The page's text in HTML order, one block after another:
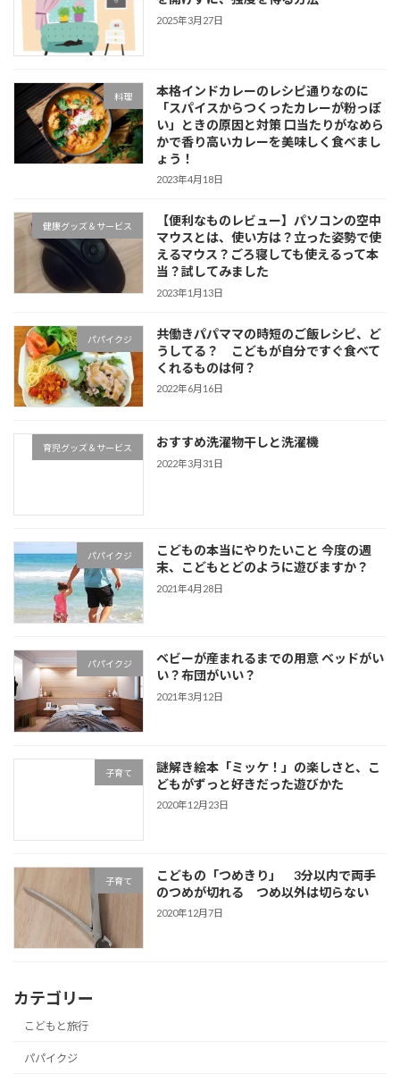
2025年3月27日
料理
本格インドカレーのレシピ通りなのに
「スパイスからつくったカレーが粉っぽ
い」ときの原因と対策 口当たりがなめら
かで香り高いカレーを美味しく食べまし
ょう！
2023年4月18日
健康グッズ＆サービス
【便利なものレビュー】パソコンの空中
マウスとは、使い方は？立った姿勢で使
えるマウス？ごろ寝しても使えるって本
当？試してみました
2023年1月13日
パパイクジ
共働きパパママの時短のご飯レシピ、ど
うしてる？ こどもが自分ですぐ食べて
くれるものは何？
2022年6月16日
育児グッズ＆サービス おすすめ洗濯物干しと洗濯機
2022年3月31日
パパイクジ
こどもの本当にやりたいこと 今度の週
末、こどもとどのように遊びますか？
2021年4月28日
パパイクジ
ベビーが産まれるまでの用意 ベッドがい
い？布団がいい？
2021年3月12日
子育て
謎解き絵本「ミッケ！」の楽しさと、こ
どもがずっと好きだった遊びかた
2020年12月23日
子育て
こどもの「つめきり」 3分以内で両手
のつめが切れる つめ以外は切らない
2020年12月7日
カテゴリー
こどもと旅行
パパイクジ